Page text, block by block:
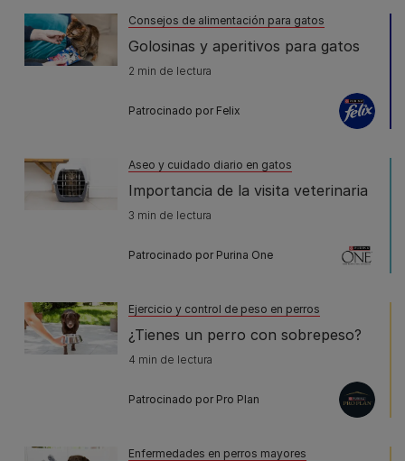
Consejos de alimentación para gatos
Golosinas y aperitivos para gatos
2 min de lectura
Patrocinado por Felix
Aseo y cuidado diario en gatos
Importancia de la visita veterinaria
3 min de lectura
Patrocinado por Purina One
Ejercicio y control de peso en perros
¿Tienes un perro con sobrepeso?
4 min de lectura
Patrocinado por Pro Plan
Enfermedades en perros mayores